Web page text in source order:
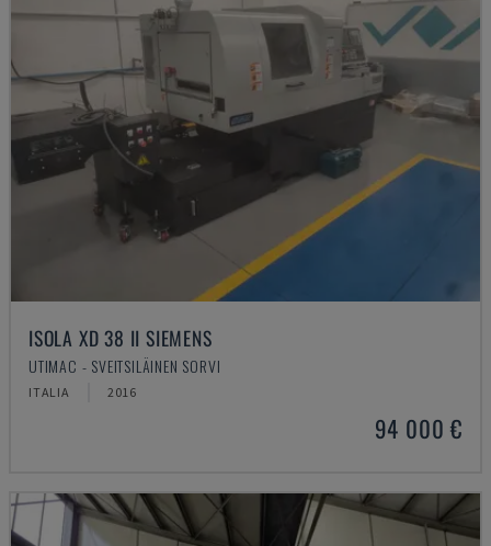
ISOLA XD 38 II SIEMENS
UTIMAC - SVEITSILÄINEN SORVI
ITALIA 2016
94 000 €